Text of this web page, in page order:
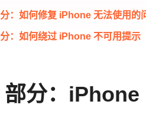
：如何修复 iPhone 无法使用的
：如何绕过 iPhone 不可用提示
部分：iPhone